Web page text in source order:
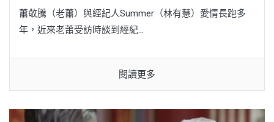
蕭敬騰（老蕭）與經紀人Summer（林有慧）愛情長跑多
年，近來老蕭受訪時談到經紀...
閱讀更多